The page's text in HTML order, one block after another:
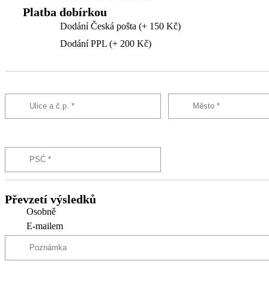
Platba dobírkou
Dodání Česká pošta (+ 150 Kč)
Dodání PPL (+ 200 Kč)
Převzetí výsledků
Osobně
E-mailem